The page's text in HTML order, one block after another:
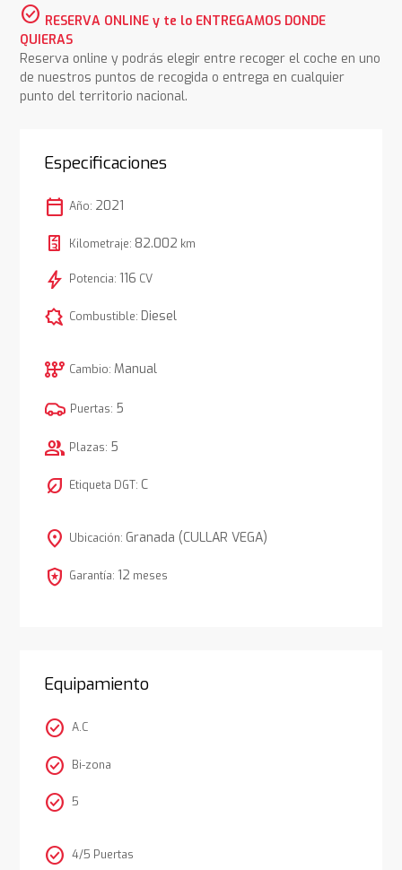
check_circle RESERVA ONLINE y te lo ENTREGAMOS DONDE
QUIERAS
Reserva online y podrás elegir entre recoger el coche en uno
de nuestros puntos de recogida o entrega en cualquier
punto del territorio nacional.
Especificaciones
calendar_today Año: 2021
Kilometraje: 82.002 km
bolt Potencia: 116 CV
comic_bubble Combustible: Diesel
auto_transmission Cambio: Manual
Puertas: 5
group Plazas: 5
nest_eco_leaf Etiqueta DGT: C
location_on Ubicación: Granada (CULLAR VEGA)
local_police Garantía: 12 meses
Equipamiento
check_circle A.C
check_circle Bi-zona
check_circle 5
check_circle 4/5 Puertas